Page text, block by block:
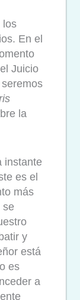
los
En el
Juicio
la
instante
es el
más
se
y
está
es
a